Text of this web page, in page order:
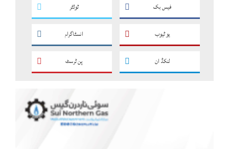
فیس بک ٹوئٹر
یو ٹیوب انسٹاگرام
لنکڈ ان پن ٹرسٹ